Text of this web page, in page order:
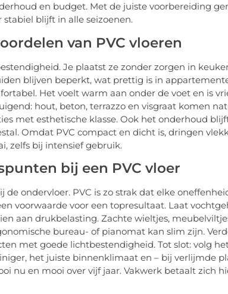
en budget. Met de juiste voorbereiding
blijft in alle seizoenen.
van PVC vloeren
Je plaatst ze zonder zorgen in
blijven beperkt, wat prettig is in
Het voelt warm aan onder de voet en is
hout, beton, terrazzo en visgraat komen
met esthetische klasse. Ook het onderhoud
Omdat PVC compact en dicht is, dringen
zelfs bij intensief gebruik.
bij een PVC vloer
ondervloer. PVC is zo strak dat elke
voorwaarde voor een topresultaat. Laat
aan drukbelasting. Zachte wieltjes,
bureau- of pianomat kan slim zijn.
met goede lichtbestendigheid. Tot slot: volg
het juiste binnenklimaat en – bij verlijmde
nu en mooi over vijf jaar. Vakwerk betaalt zich